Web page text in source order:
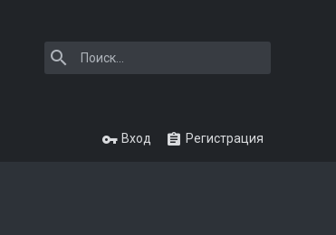
Вход Регистрация